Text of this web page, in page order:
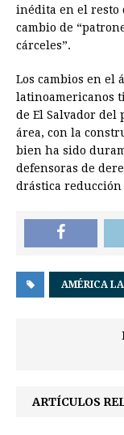
inédita en el resto
cambio de
cárceles”.
Los cambios en el
latinoamericanos
de El Salvador del
área, con la
bien ha sido
defensoras de
drástica reducción
AMÉRICA
ARTÍCULOS